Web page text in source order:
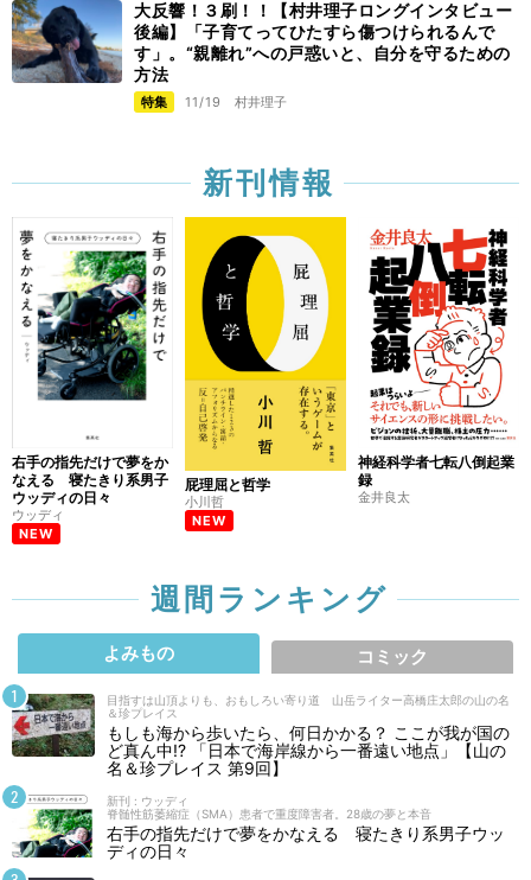
大反響！３刷！！【村井理子ロングインタビュー
後編】「子育てってひたすら傷つけられるんで
す」。“親離れ”への戸惑いと、自分を守るための
方法
特集 11/19 村井理子
新刊情報
右手の指先だけで夢をか
なえる 寝たきり系男子
ウッディの日々
ウッディ
NEW
屁理屈と哲学
小川哲
NEW
神経科学者七転八倒起業
録
金井良太
週間ランキング
よみもの コミック
目指すは山頂よりも、おもしろい寄り道 山岳ライター高橋庄太郎の山の名
＆珍プレイス
もしも海から歩いたら、何日かかる？ ここが我が国の
ど真ん中!? 「日本で海岸線から一番遠い地点」【山の
名＆珍プレイス 第9回】
新刊 : ウッディ
脊髄性筋萎縮症（SMA）患者で重度障害者。28歳の夢と本音
右手の指先だけで夢をかなえる 寝たきり系男子ウッ
ディの日々